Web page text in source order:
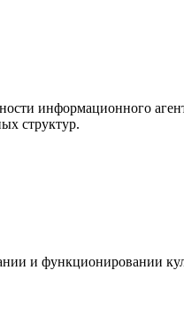
информационного
структур.
и функционировании